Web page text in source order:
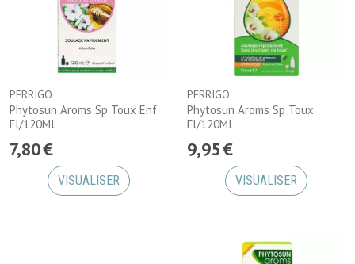
PERRIGO
Phytosun Aroms Sp Toux Enf
Fl/120Ml
7,80€
VISUALISER
PERRIGO
Phytosun Aroms Sp Toux
Fl/120Ml
9,95€
VISUALISER